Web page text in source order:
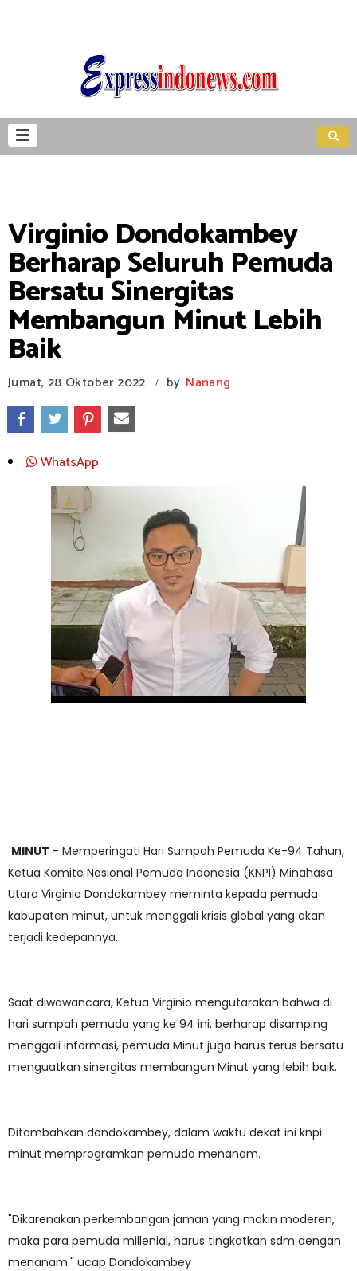
Virginio Dondokambey
Berharap Seluruh Pemuda
Bersatu Sinergitas
Membangun Minut Lebih
Baik
Jumat, 28 Oktober 2022 / by Nanang
WhatsApp
MINUT - Memperingati Hari Sumpah Pemuda Ke-94 Tahun,
Ketua Komite Nasional Pemuda Indonesia (KNPI) Minahasa
Utara Virginio Dondokambey meminta kepada pemuda
kabupaten minut, untuk menggali krisis global yang akan
terjadi kedepannya.
Saat diwawancara, Ketua Virginio mengutarakan bahwa di
hari sumpah pemuda yang ke 94 ini, berharap disamping
menggali informasi, pemuda Minut juga harus terus bersatu
menguatkan sinergitas membangun Minut yang lebih baik.
Ditambahkan dondokambey, dalam waktu dekat ini knpi
minut memprogramkan pemuda menanam.
"Dikarenakan perkembangan jaman yang makin moderen,
maka para pemuda millenial, harus tingkatkan sdm dengan
menanam." ucap Dondokambey